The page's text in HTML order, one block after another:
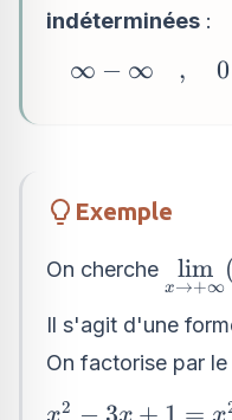
indéterminées :
\infty - \infty
\quad,\quad 0
{\infty}
\dfrac{0}{0}
∞ − ∞ , 0
Exemple
On cherche
\to
3x +
x→+∞
lim (
Il s'agit d'une
On factorise par
x^2 - 3x + 1
2